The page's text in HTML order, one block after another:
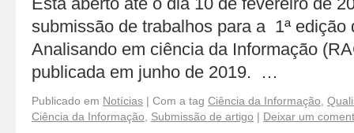
submissão de trabalhos para a 1ª edição
Analisando em ciência da Informação
publicada em junho de 2019. …
Publicado em Notícias | Com a tag Ciência da Informação
Ciência da Informação
Submissão de artigo | Deixar um